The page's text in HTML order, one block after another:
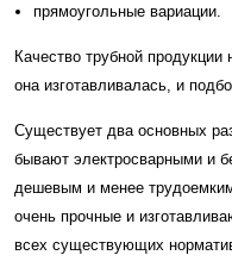
прямоугольные вариации.
Качество трубной
она изготавливалась, и
Существует два основных
бывают электросварными и
дешевым и менее
очень прочные и
всех существующих